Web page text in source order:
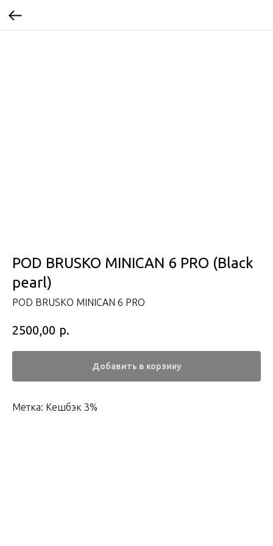
POD BRUSKO MINICAN 6 PRO (Black
pearl)
POD BRUSKO MINICAN 6 PRO
2500,00 р.
Добавить в корзину
Метка: Кешбэк 3%